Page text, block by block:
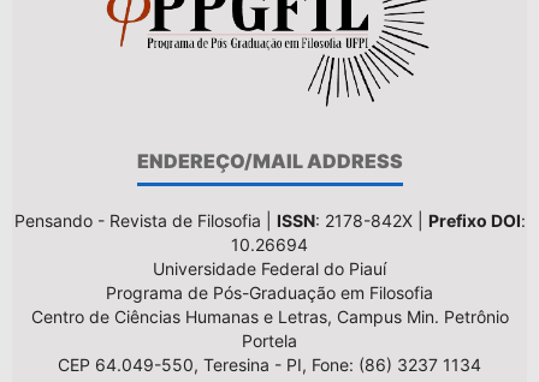
ENDEREÇO/MAIL ADDRESS
Pensando - Revista de Filosofia | ISSN: 2178-842X | Prefixo DOI:
10.26694
Universidade Federal do Piauí
Programa de Pós-Graduação em Filosofia
Centro de Ciências Humanas e Letras, Campus Min. Petrônio
Portela
CEP 64.049-550, Teresina - PI, Fone: (86) 3237 1134